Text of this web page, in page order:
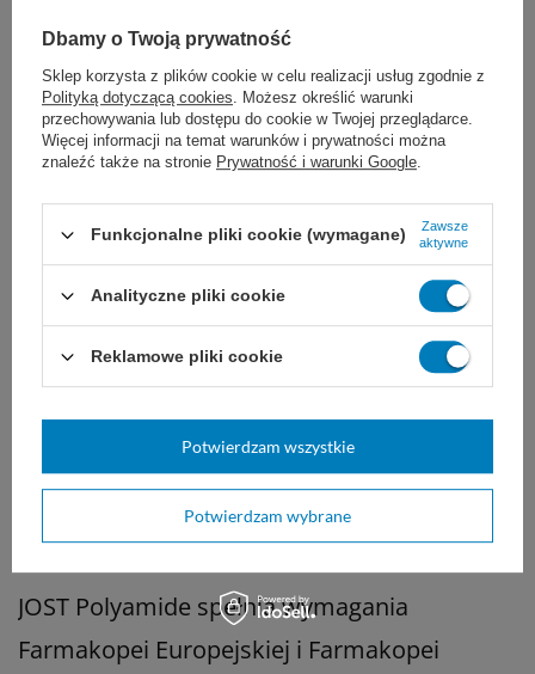
chirurgia okulistyczna
pacjenta, wielkości uszkodzonej tkanki i rany,
a także od wybranej techniki i doświadczenia
chirurga.Nie są znane żadne
przeciwwskazania do stosowania nici
poliamidowych JOST.
Przechowywać w maksymalnej temperaturze
25°C, z dala od bezpośredniego światła
słonecznego, ciepła i wilgoci.
JOST Polyamide spełnia wymagania
Farmakopei Europejskiej i Farmakopei
Dbamy o Twoją prywatność
Sklep korzysta z plików cookie w celu realizacji usług zgodnie z
Polityką dotyczącą cookies. Możesz określić warunki
przechowywania lub dostępu do cookie w Twojej przeglądarce.
Więcej informacji na temat warunków i prywatności można
znaleźć także na stronie Prywatność i warunki Google.
Funkcjonalne pliki cookie (wymagane)
Zawsze
aktywne
Analityczne pliki cookie
Reklamowe pliki cookie
Potwierdzam wybrane
Potwierdzam wszystkie